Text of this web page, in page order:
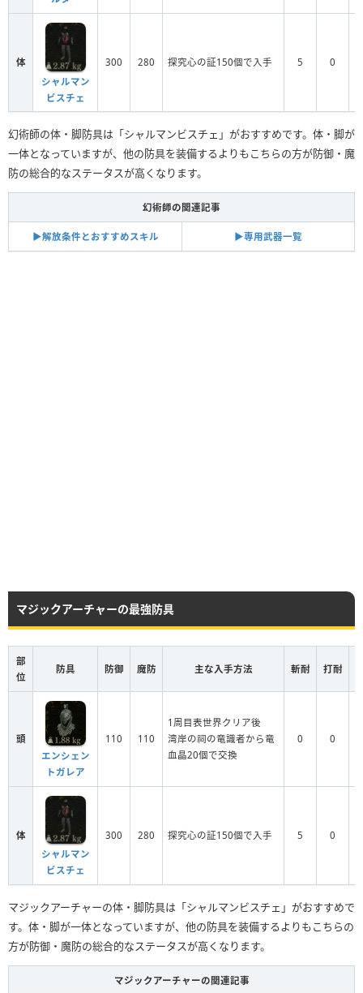
体
シャルマン
ビスチェ
300 280 探究心の証150個で入手 5 0
幻術師の体・脚防具は「シャルマンビスチェ」がおすすめです。体・脚が
一体となっていますが、他の防具を装備するよりもこちらの方が防御・魔
防の総合的なステータスが高くなります。
幻術師の関連記事
▶︎解放条件とおすすめスキル ▶︎専用武器一覧
マジックアーチャーの最強防具
部
位
防具 防御 魔防 主な入手方法 斬耐 打耐
頭
エンシェン
トガレア
110 110
1周目表世界クリア後
湾岸の祠の竜識者から竜
血晶20個で交換
0 0
体
シャルマン
ビスチェ
300 280 探究心の証150個で入手 5 0
マジックアーチャーの体・脚防具は「シャルマンビスチェ」がおすすめで
す。体・脚が一体となっていますが、他の防具を装備するよりもこちらの
方が防御・魔防の総合的なステータスが高くなります。
マジックアーチャーの関連記事